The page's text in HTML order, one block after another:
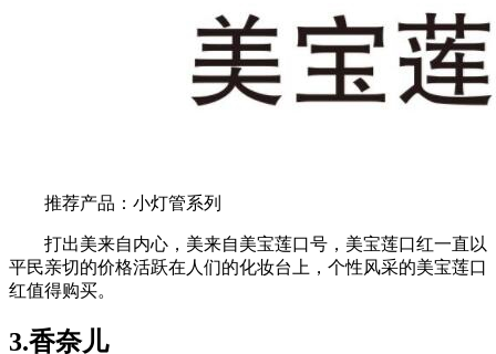
推荐产品：小灯管系列
打出美来自内心，美来自美宝莲口号，美宝莲口红一直以
平民亲切的价格活跃在人们的化妆台上，个性风采的美宝莲口
红值得购买。
3.香奈儿